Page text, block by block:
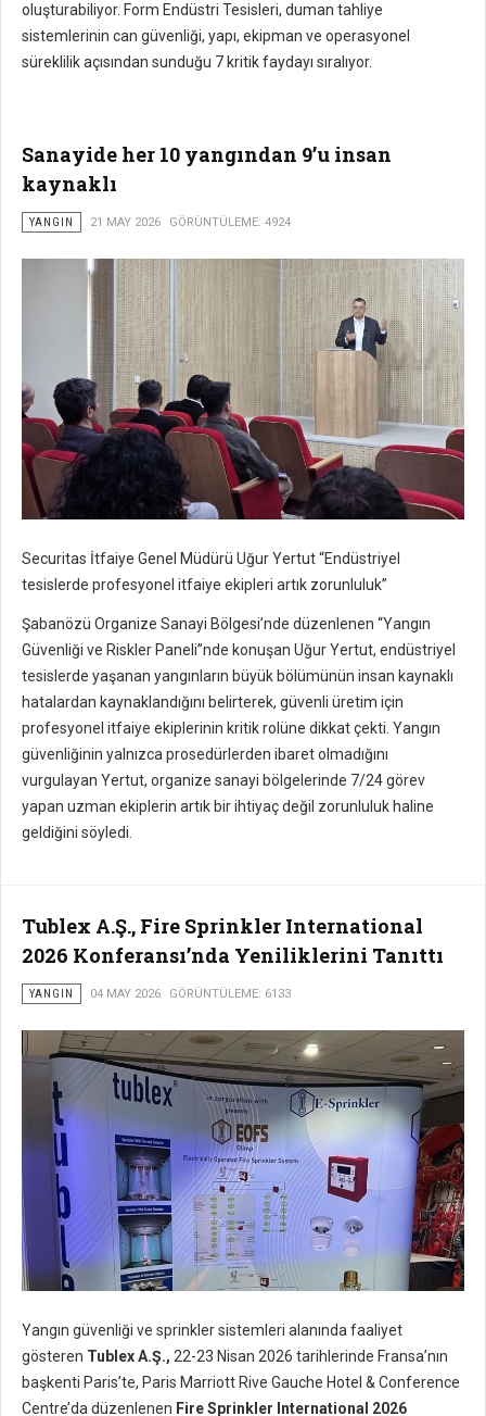
oluşturabiliyor. Form Endüstri Tesisleri, duman tahliye
sistemlerinin can güvenliği, yapı, ekipman ve operasyonel
süreklilik açısından sunduğu 7 kritik faydayı sıralıyor.
Sanayide her 10 yangından 9’u insan
kaynaklı
YANGIN 21 MAY 2026 GÖRÜNTÜLEME: 4924
Securitas İtfaiye Genel Müdürü Uğur Yertut “Endüstriyel
tesislerde profesyonel itfaiye ekipleri artık zorunluluk”
Şabanözü Organize Sanayi Bölgesi’nde düzenlenen “Yangın
Güvenliği ve Riskler Paneli”nde konuşan Uğur Yertut, endüstriyel
tesislerde yaşanan yangınların büyük bölümünün insan kaynaklı
hatalardan kaynaklandığını belirterek, güvenli üretim için
profesyonel itfaiye ekiplerinin kritik rolüne dikkat çekti. Yangın
güvenliğinin yalnızca prosedürlerden ibaret olmadığını
vurgulayan Yertut, organize sanayi bölgelerinde 7/24 görev
yapan uzman ekiplerin artık bir ihtiyaç değil zorunluluk haline
geldiğini söyledi.
Tublex A.Ş., Fire Sprinkler International
2026 Konferansı’nda Yeniliklerini Tanıttı
YANGIN 04 MAY 2026 GÖRÜNTÜLEME: 6133
Yangın güvenliği ve sprinkler sistemleri alanında faaliyet
gösteren Tublex A.Ş., 22-23 Nisan 2026 tarihlerinde Fransa’nın
başkenti Paris’te, Paris Marriott Rive Gauche Hotel & Conference
Centre’da düzenlenen Fire Sprinkler International 2026